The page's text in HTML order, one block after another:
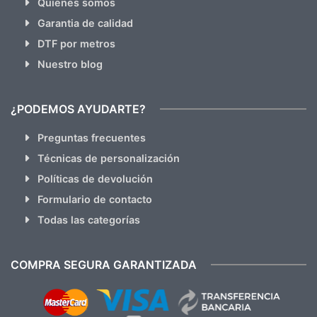
Quienes somos
Garantia de calidad
DTF por metros
Nuestro blog
¿PODEMOS AYUDARTE?
Preguntas frecuentes
Técnicas de personalización
Políticas de devolución
Formulario de contacto
Todas las categorías
COMPRA SEGURA GARANTIZADA